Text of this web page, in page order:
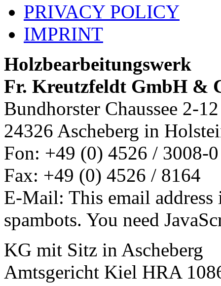
PRIVACY POLICY
IMPRINT
Holzbearbeitungswerk
Fr. Kreutzfeldt GmbH &
Bundhorster Chaussee 2-12
24326 Ascheberg in
Fon: +49 (0) 4526 / 3008-0
Fax: +49 (0) 4526 / 8164
E-Mail: This email
spambots. You need
KG mit Sitz in Ascheberg
Amtsgericht Kiel HRA